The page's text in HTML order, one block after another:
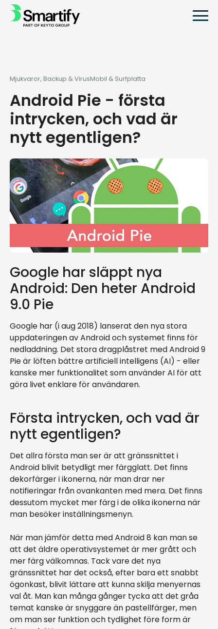
Mjukvaror, Backup & VirusMobil & Surfplatta
Android Pie - första
intrycken, och vad är
nytt egentligen?
Google har släppt nya
Android: Den heter Android
9.0 Pie
Google har (i aug 2018) lanserat den nya stora
uppdateringen av Android och systemet finns för
nedladdning. Det stora dragplåstret med Android 9
Pie är löften bättre artificiell intelligens (AI) - eller
kanske mer funktionalitet som använder AI för att
göra livet enklare för användaren.
Första intrycken, och vad är
nytt egentligen?
Det allra första man ser är att gränssnittet i
Android blivit betydligt mer färgglatt. Det finns
dekorfärger i ikonerna, när man drar ner
notifieringar från ovankanten med mera. Det finns
dessutom mycket mer färg i de olika ikonerna när
man besöker inställningsmenyn.
När man jämför detta med Android 8 kan man se
att det äldre operativsystemet är mer grått och
mer färg välkomnas. Tack vare det nya
gränssnittet har det också, efter bara ett snabbt
ögonkast, blivit lättare att kunna skilja menyernas
val åt. Man kan många gånger tycka att det gråa
temat kanske är snyggare än pastellfärger, men
om man ser funktion och tydlighet före form är